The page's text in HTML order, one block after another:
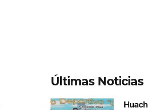
Últimas Noticias